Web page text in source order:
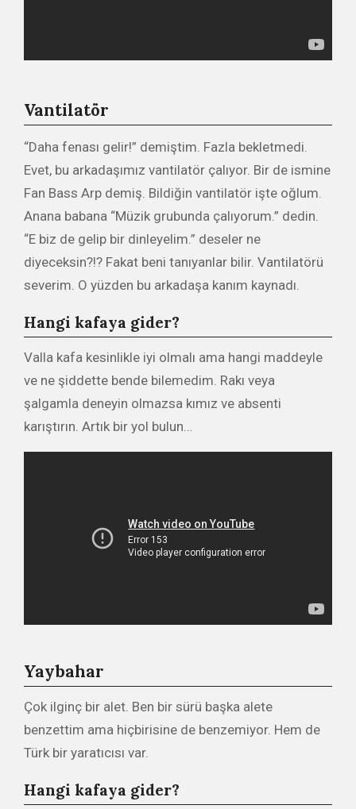
Vantilatör
“Daha fenası gelir!” demiştim. Fazla bekletmedi.
Evet, bu arkadaşımız vantilatör çalıyor. Bir de ismine
Fan Bass Arp demiş. Bildiğin vantilatör işte oğlum.
Anana babana “Müzik grubunda çalıyorum.” dedin.
“E biz de gelip bir dinleyelim.” deseler ne
diyeceksin?!? Fakat beni tanıyanlar bilir. Vantilatörü
severim. O yüzden bu arkadaşa kanım kaynadı.
Hangi kafaya gider?
Valla kafa kesinlikle iyi olmalı ama hangi maddeyle
ve ne şiddette bende bilemedim. Rakı veya
şalgamla deneyin olmazsa kımız ve absenti
karıştırın. Artık bir yol bulun…
Yaybahar
Çok ilginç bir alet. Ben bir sürü başka alete
benzettim ama hiçbirisine de benzemiyor. Hem de
Türk bir yaratıcısı var.
Hangi kafaya gider?